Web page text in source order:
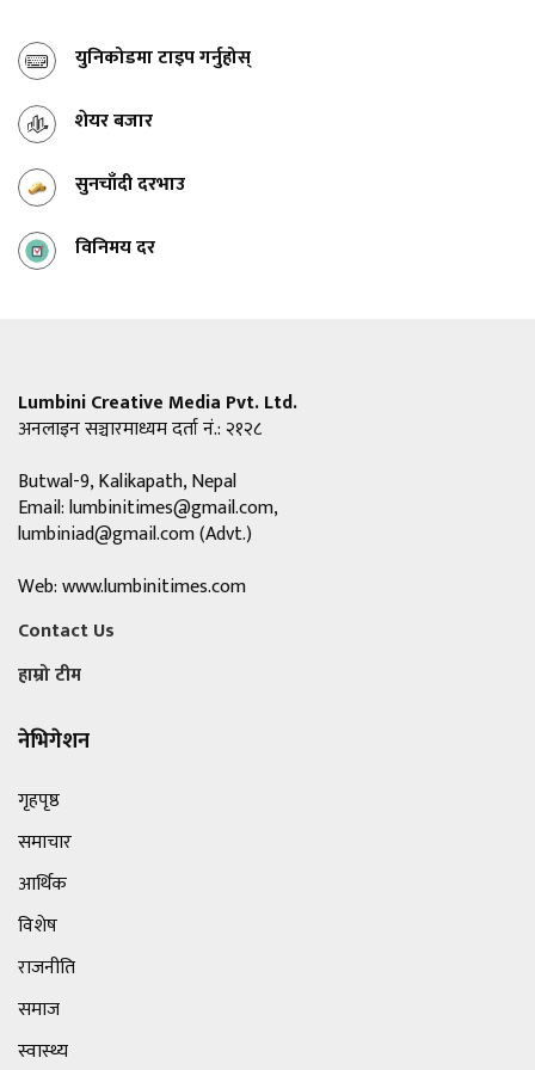
युनिकोडमा टाइप गर्नुहोस्
शेयर बजार
सुनचाँदी दरभाउ
विनिमय दर
Lumbini Creative Media Pvt. Ltd.
अनलाइन सञ्चारमाध्यम दर्ता नं.: २१२८
Butwal-9, Kalikapath, Nepal
Email:lumbinitimes@gmail.com,
lumbiniad@gmail.com(Advt.)
Web: www.lumbinitimes.com
Contact Us
हाम्रो टीम
नेभिगेशन
गृहपृष्ठ
समाचार
आर्थिक
विशेष
राजनीति
समाज
स्वास्थ्य